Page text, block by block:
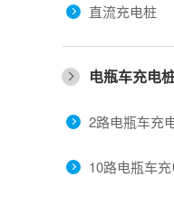
直流充电桩
电瓶车充电
2路电瓶车充
10路电瓶车